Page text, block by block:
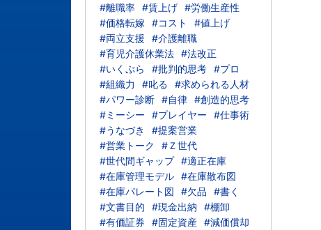
#離職率 #賃上げ #労働生産性
#価格転嫁
#コスト
#値上げ
#両立支援
#介護離職
#育児介護休業法 #法改正
#いくぷら
#批判的思考 #プロ
#組織力
#叱る
#求められる人材
#パワー診断 #自律 #創造的思考
#ミーシー
#プレイヤー
#仕事術
#うなづき
#提案営業
#営業トーク
#Ｚ世代
#世代間ギャップ #適正在庫
#在庫管理モデル #在庫散布図
#在庫パレート図
#欠品
#書く
#文書目的
#現金出納
#棚卸
#有価証券
#固定資産 #減価償却